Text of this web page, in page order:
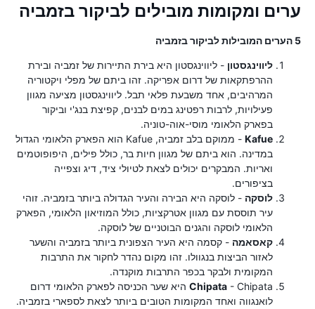
ערים ומקומות מובילים לביקור בזמביה
5 הערים המובילות לביקור בזמביה
ליווינגסטון - ליווינגסטון היא בירת התיירות של זמביה ובירת
ההרפתקאות של דרום אפריקה. זהו ביתם של מפלי ויקטוריה
המרהיבים, אחד משבעת פלאי תבל. ליווינגסטון מציעה מגוון
פעילויות, לרבות רפטינג במים לבנים, קפיצת בנג'י וביקור
בפארק הלאומי מוסי-אוה-טוניה.
Kafue
- ממוקם בלב זמביה, Kafue הוא הפארק הלאומי הגדול
במדינה. הוא ביתם של מגוון חיות בר, כולל פילים, היפופוטמים
ואריות. המבקרים יכולים לצאת לטיולי ציד, דיג וצפייה
בציפורים.
לוסקה - לוסקה היא הבירה והעיר הגדולה ביותר בזמביה. זוהי
עיר תוססת עם מגוון אטרקציות, כולל המוזיאון הלאומי, הפארק
הלאומי לוסקה והגנים הבוטניים של לוסקה.
קאסאמה - קסמה היא העיר הצפונית ביותר בזמביה והשער
לאזור הביצות בנגוולו. זהו מקום נהדר לחקור את התרבות
המקומית ולבקר בכפר התרבות מוקנדה.
Chipata - Chipata היא שער הכניסה לפארק הלאומי דרום
לואנגווה ואחד המקומות הטובים ביותר לצאת לספארי בזמביה.